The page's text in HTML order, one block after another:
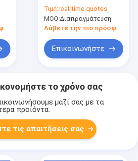
Λάβετε την πιο πρόσφατη τιμή
εμβύθισης για την
κάλυψη τάφρων
Τιμή:real-time quotes
MOQ:Διαπραγμάτευση
Λάβετε την πιο πρόσφατη τιμή
Επικοινωνήστε
το χρόνο σας
μαζί σας με τα
προϊόντα.
τις απαιτήσεις σας